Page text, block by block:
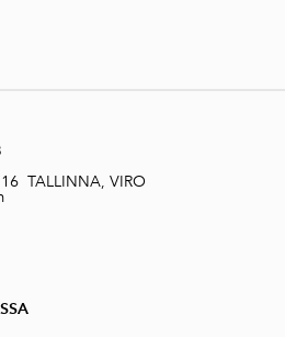
TALLINNA, VIRO